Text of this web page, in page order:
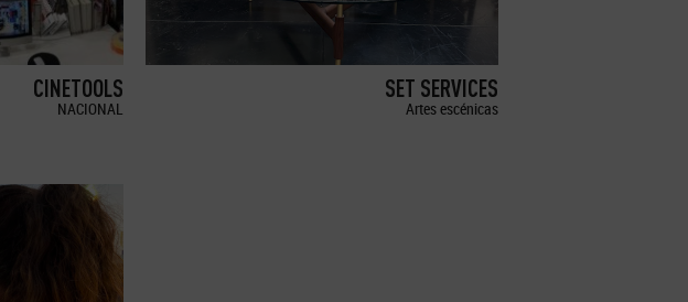
CINETOOLS
NACIONAL
SET SERVICES
Artes escénicas